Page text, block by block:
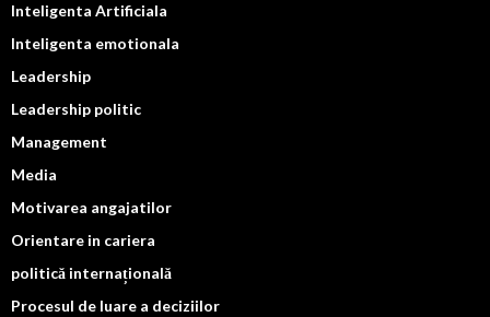
Inteligenta Artificiala
Inteligenta emotionala
Leadership
Leadership politic
Management
Media
Motivarea angajatilor
Orientare in cariera
politică internațională
Procesul de luare a deciziilor